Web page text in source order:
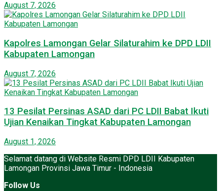
August 7, 2026
Kapolres Lamongan Gelar Silaturahim ke DPD LDII
Kabupaten Lamongan
August 7, 2026
13 Pesilat Persinas ASAD dari PC LDII Babat Ikuti
Ujian Kenaikan Tingkat Kabupaten Lamongan
August 1, 2026
Selamat datang di Website Resmi DPD LDII Kabupaten
Lamongan Provinsi Jawa Timur - Indonesia
Follow Us